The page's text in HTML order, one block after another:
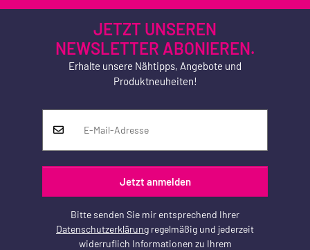
JETZT UNSEREN
NEWSLETTER ABONIEREN.
Erhalte unsere Nähtipps, Angebote und
Produktneuheiten!
Jetzt anmelden
Bitte senden Sie mir entsprechend Ihrer
Datenschutzerklärung regelmäßig und jederzeit
widerruflich Informationen zu Ihrem